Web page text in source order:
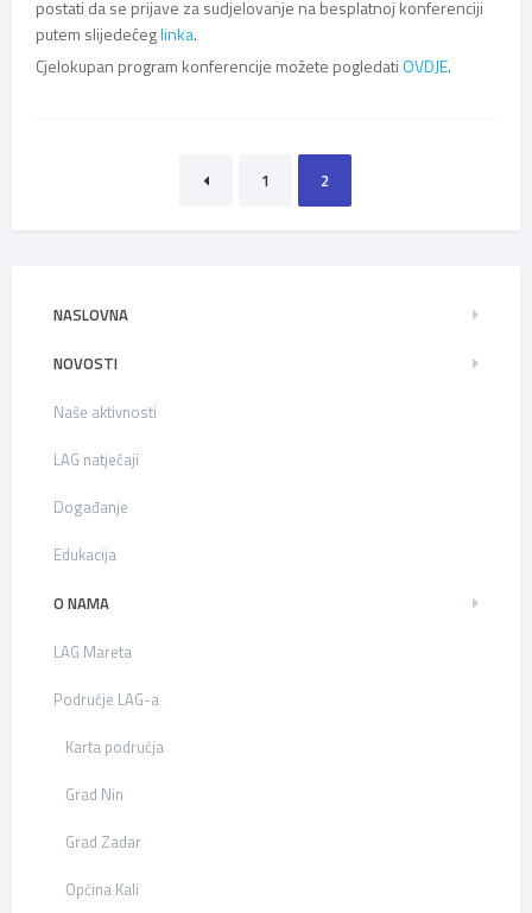
postati da se prijave za sudjelovanje na besplatnoj konferenciji
putem slijedećeglinka.
Cjelokupan program konferencije možete pogledati OVDJE.
1 2
NASLOVNA
NOVOSTI
Naše aktivnosti
LAG natječaji
Događanje
Edukacija
O NAMA
LAG Mareta
Područje LAG-a
Karta područja
Grad Nin
Grad Zadar
Općina Kali